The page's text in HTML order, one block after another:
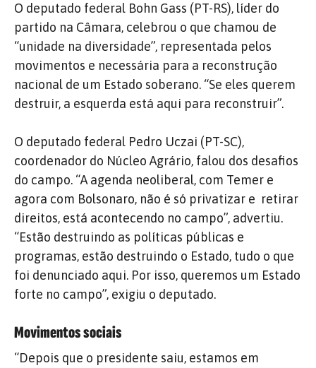
O deputado federal Bohn Gass (PT-RS), líder do
partido na Câmara, celebrou o que chamou de
“unidade na diversidade”, representada pelos
movimentos e necessária para a reconstrução
nacional de um Estado soberano. “Se eles querem
destruir, a esquerda está aqui para reconstruir”.
O deputado federal Pedro Uczai (PT-SC),
coordenador do Núcleo Agrário, falou dos desafios
do campo. “A agenda neoliberal, com Temer e
agora com Bolsonaro, não é só privatizar e retirar
direitos, está acontecendo no campo”, advertiu.
“Estão destruindo as políticas públicas e
programas, estão destruindo o Estado, tudo o que
foi denunciado aqui. Por isso, queremos um Estado
forte no campo”, exigiu o deputado.
Movimentossociais
“Depois que o presidente saiu, estamos em